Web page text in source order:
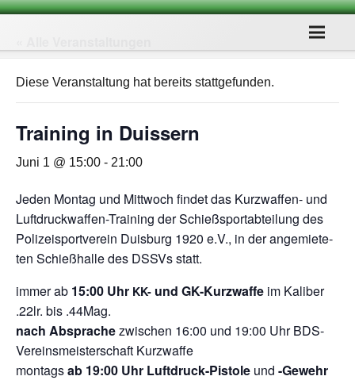
Diese Veranstaltung hat bereits stattgefunden.
Trai­ning in Duissern
Juni 1 @ 15:00 - 21:00
Jeden Mon­tag und Mitt­woch fin­det das Kurz­waf­fen- und
Luft­druck­waf­fen-Trai­ning der Schieß­sport­ab­tei­lung des
Poli­zei­sport­ver­ein Duis­burg 1920 e.V., in der ange­mie­te­
ten Schieß­halle des DSSVs statt.
immer ab 15:00 Uhr KK- und GK-Kurz­waffe im Kali­ber
.22lr. bis .44Mag.
nach Abspra­chezwi­schen 16:00 und 19:00 Uhr BDS-
Ver­eins­meis­ter­schaft Kurzwaffe
mon­tagsab 19:00 Uhr Luft­druck-Pis­tole und -Gewehr